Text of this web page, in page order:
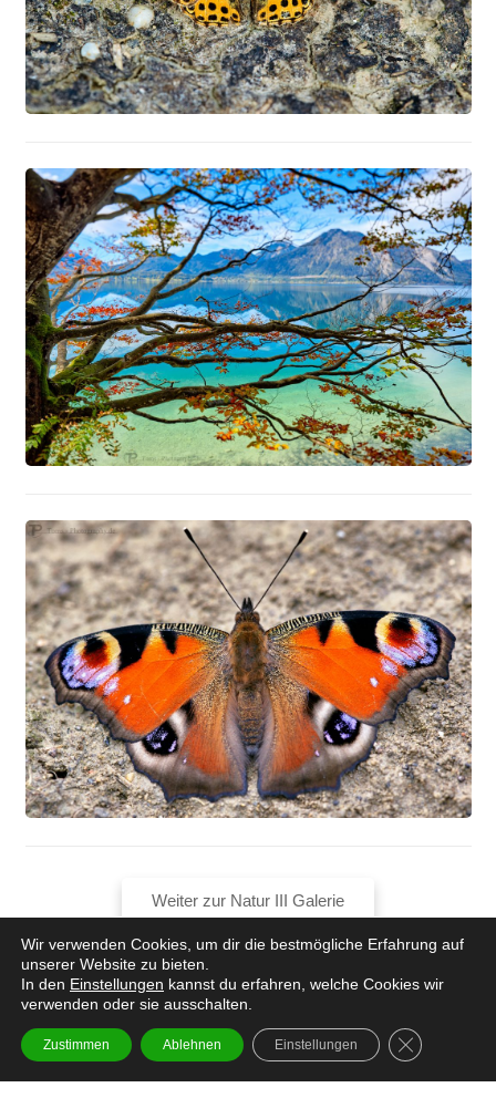
Weiter zur Natur III Galerie
Wir verwenden Cookies, um dir die bestmögliche Erfahrung auf
unserer Website zu bieten.
In den Einstellungen kannst du erfahren, welche Cookies wir
verwenden oder sie ausschalten.
Zustimmen Ablehnen Einstellungen GDPR